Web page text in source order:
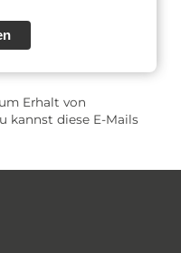
Erhalt von
kannst diese E-Mails